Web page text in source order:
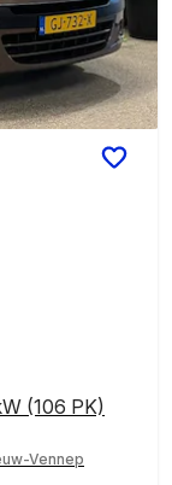
(106 PK)
Vennep